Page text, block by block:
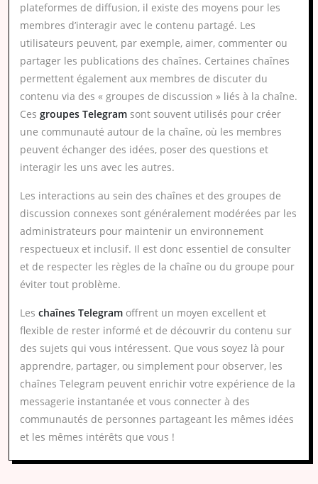
plateformes de diffusion, il existe des moyens pour les
membres d’interagir avec le contenu partagé. Les
utilisateurs peuvent, par exemple, aimer, commenter ou
partager les publications des chaînes. Certaines chaînes
permettent également aux membres de discuter du
contenu via des « groupes de discussion » liés à la chaîne.
Ces groupes Telegram sont souvent utilisés pour créer
une communauté autour de la chaîne, où les membres
peuvent échanger des idées, poser des questions et
interagir les uns avec les autres.
Les interactions au sein des chaînes et des groupes de
discussion connexes sont généralement modérées par les
administrateurs pour maintenir un environnement
respectueux et inclusif. Il est donc essentiel de consulter
et de respecter les règles de la chaîne ou du groupe pour
éviter tout problème.
Les chaînes Telegram offrent un moyen excellent et
flexible de rester informé et de découvrir du contenu sur
des sujets qui vous intéressent. Que vous soyez là pour
apprendre, partager, ou simplement pour observer, les
chaînes Telegram peuvent enrichir votre expérience de la
messagerie instantanée et vous connecter à des
communautés de personnes partageant les mêmes idées
et les mêmes intérêts que vous !